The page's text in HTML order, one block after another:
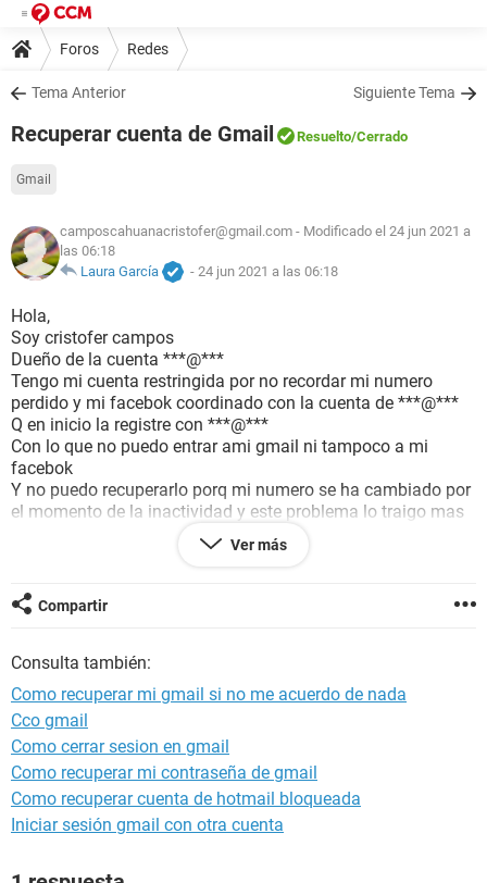
Foros Redes
Tema Anterior Siguiente Tema
Recuperar cuenta de Gmail Resuelto/Cerrado
Gmail
camposcahuanacristofer@gmail.com- Modificado el 24 jun 2021 a
las 06:18
Laura García
- 24 jun 2021 a las 06:18
Hola,
Soy cristofer campos
Dueño de la cuenta ***@***
Tengo mi cuenta restringida por no recordar mi numero
perdido y mi facebok coordinado con la cuenta de ***@***
Q en inicio la registre con ***@***
Con lo que no puedo entrar ami gmail ni tampoco a mi
facebok
Y no puedo recuperarlo porq mi numero se ha cambiado por
el momento de la inactividad y este problema lo traigo mas
de varios meses desdel año pasado y me a traido muchas
dificultades tanto como mis paginas en facebok y en los
Desearia por favor q me ayuden a recuperar esta cuenta
porq para mé es muy importante.
Configuración:Android / Chrome 91.0.4472.101
Ver más
Compartir
Consulta también:
Como recuperar mi gmail si no me acuerdo de nada
Cco gmail
Como cerrar sesion en gmail
Como recuperar mi contraseña de gmail
Como recuperar cuenta de hotmail bloqueada
Iniciar sesión gmail con otra cuenta